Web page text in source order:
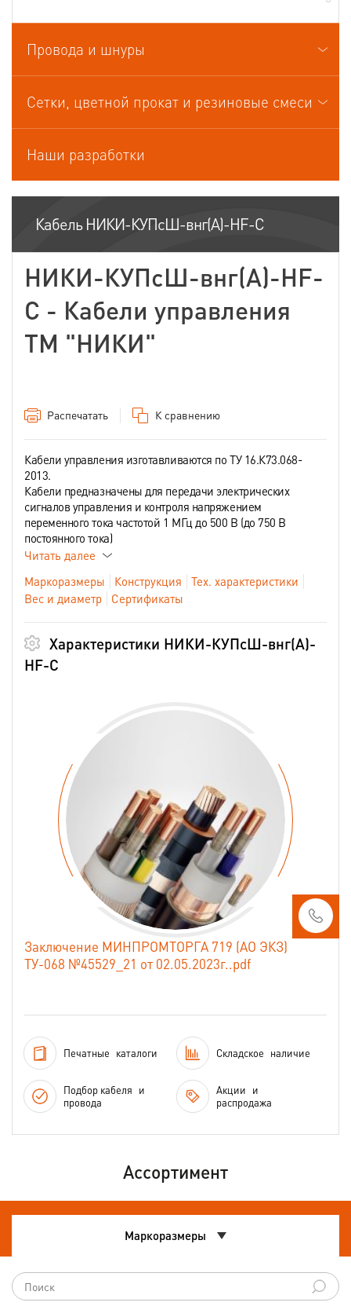
Кабели судовые
Кабели термоэлектродные
Провода и шнуры
Сетки, цветной прокат и резиновые смеси
Наши разработки
Кабель НИКИ-КУПсШ-внг(А)-HF-С
НИКИ-КУПсШ-внг(А)-HF-
С - Кабели управления
ТМ "НИКИ"
Распечатать К сравнению
Кабели управления изготавливаются по ТУ 16.К73.068-
2013.
Кабели предназначены для передачи электрических
сигналов управления и контроля напряжением
переменного тока частотой 1 МГц до 500 В (до 750 В
постоянного тока)
Читать далее
Маркоразмеры
Конструкция
Тех. характеристики
Вес и диаметр
Сертификаты
Характеристики НИКИ-КУПсШ-внг(А)-
HF-С
Заключение МИНПРОМТОРГА 719 (АО ЭКЗ)
ТУ-068 №45529_21 от 02.05.2023г..pdf
Печатные каталоги Складское наличие
Подбор кабеля и
провода
Акции и
распродажа
Ассортимент
Маркоразмеры